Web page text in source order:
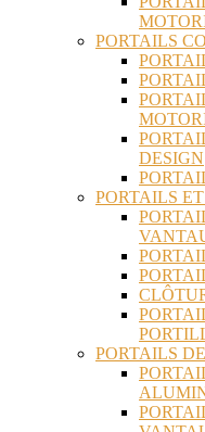
PORTAILS
DESIGN
PORTAILS
PORTAILS